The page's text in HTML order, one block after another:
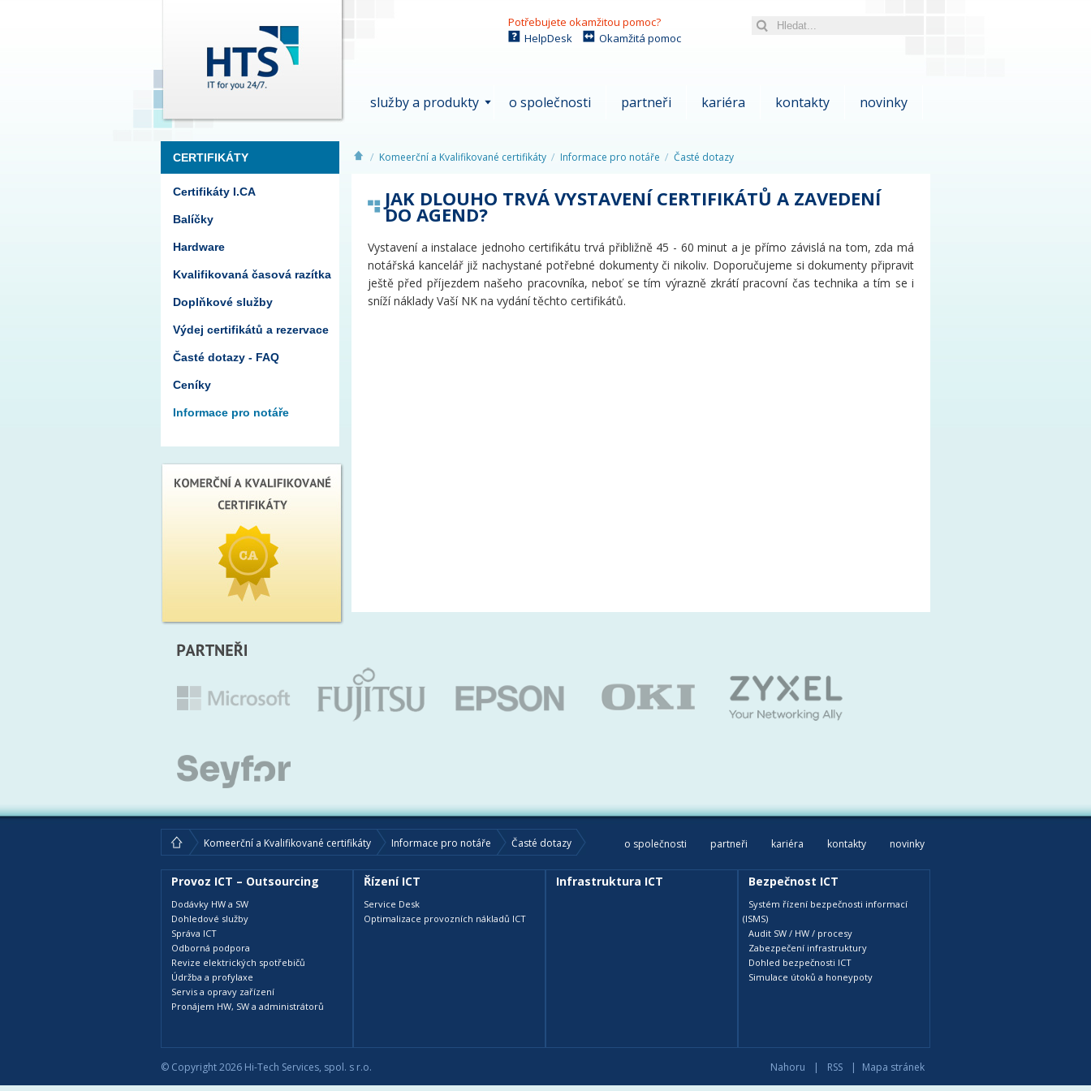
Potřebujete okamžitou pomoc?
HelpDesk
Okamžitá pomoc
služby a produkty o společnosti partneři kariéra kontakty novinky
CERTIFIKÁTY
Certifikáty I.CA
Balíčky
Hardware
Kvalifikovaná časová razítka
Doplňkové služby
Výdej certifikátů a rezervace
Časté dotazy - FAQ
Ceníky
Informace pro notáře
Komeerční a Kvalifikované certifikáty Informace pro notáře Časté dotazy
JAK DLOUHO TRVÁ VYSTAVENÍ CERTIFIKÁTŮ A ZAVEDENÍ
DO AGEND?
Vystavení a instalace jednoho certifikátu trvá přibližně 45 - 60 minut a je přímo závislá na tom, zda má
notářská kancelář již nachystané potřebné dokumenty či nikoliv. Doporučujeme si dokumenty připravit
ještě před příjezdem našeho pracovníka, neboť se tím výrazně zkrátí pracovní čas technika a tím se i
sníží náklady Vaší NK na vydání těchto certifikátů.
Komeerční a Kvalifikované certifikáty Informace pro notáře Časté dotazy o společnosti partneři kariéra kontakty novinky
Provoz ICT – Outsourcing
Dodávky HW a SW
Dohledové služby
Správa ICT
Odborná podpora
Revize elektrických spotřebičů
Údržba a profylaxe
Servis a opravy zařízení
Pronájem HW, SW a administrátorů
Řízení ICT
Service Desk
Optimalizace provozních nákladů ICT
Infrastruktura ICT Bezpečnost ICT
Systém řízení bezpečnosti informací
(ISMS)
Audit SW / HW / procesy
Zabezpečení infrastruktury
Dohled bezpečnosti ICT
Simulace útoků a honeypoty
© Copyright 2026 Hi-Tech Services, spol. s r.o. Mapa stránek
Nahoru | RSS |